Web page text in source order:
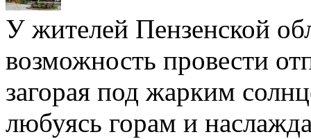
У жителей Пензенской
возможность провести
загорая под жарким
любуясь горам и